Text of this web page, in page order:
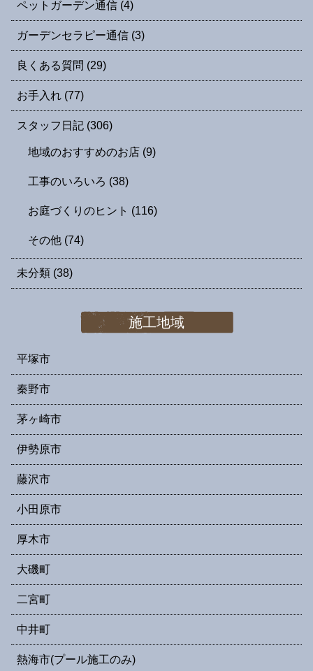
ペットガーデン通信 (4)
ガーデンセラピー通信 (3)
良くある質問 (29)
お手入れ (77)
スタッフ日記 (306)
地域のおすすめのお店 (9)
工事のいろいろ (38)
お庭づくりのヒント (116)
その他 (74)
未分類 (38)
施工地域
平塚市
秦野市
茅ヶ崎市
伊勢原市
藤沢市
小田原市
厚木市
大磯町
二宮町
中井町
熱海市(プール施工のみ)